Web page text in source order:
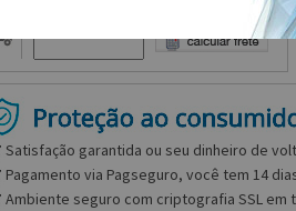
Satisfação garantida ou seu dinheiro de
Pagamento via Pagseguro, você tem 14
Ambiente seguro com criptografia SSL em